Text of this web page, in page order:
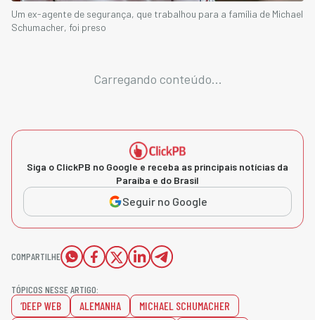
Um ex-agente de segurança, que trabalhou para a família de Michael
Schumacher, foi preso
Carregando conteúdo...
Siga o ClickPB no Google e receba as principais notícias da
Paraíba e do Brasil
Seguir no Google
COMPARTILHE
TÓPICOS NESSE ARTIGO:
‘DEEP WEB ALEMANHA
MICHAEL SCHUMACHER